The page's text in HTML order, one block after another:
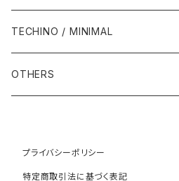
1995年
1996年
1998年
2005年
1999年
2005年
2001年
1986年
1990年
1991年
1993年
2000年代
2000年
2002年
1988年・以前
1989年
1990年代
1990年
1992年
2000年代
2001年
1980年代
1990年代
1991年
2000年
TECHINO / MINIMAL
OTHERS
1985年・以前
1990年代
プライバシーポリシー
特定商取引法に基づく表記